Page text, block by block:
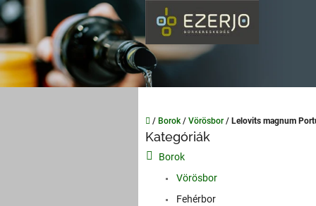
Ugrás
a
tartalomhoz
Kezdőlap
/ Borok / Vörösbor / Lelovits magnum
OKategóriák
átugrása
Kategóriák
Borok
Vörösbor
Fehérbor